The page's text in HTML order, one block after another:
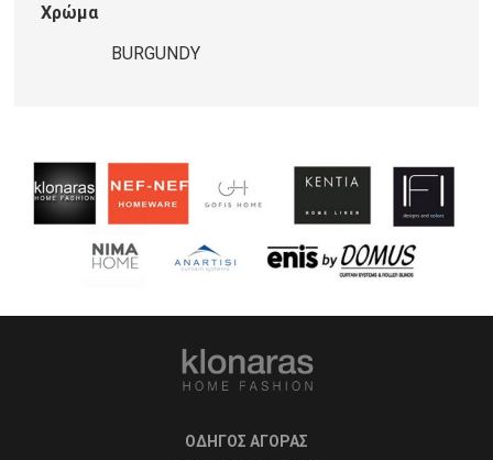
Χρώμα
BURGUNDY
ΟΔΗΓΟΣ ΑΓΟΡΑΣ